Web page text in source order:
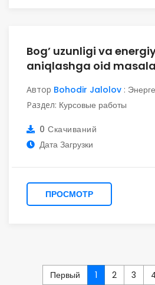
Bog’ uzunligi va
aniqlashga oid
Автор Bohodir Jalolov :
Раздел: Курсовые работы
0 Скачиваний
Дата Загрузки
ПРОСМОТР
Первый 1 2 3